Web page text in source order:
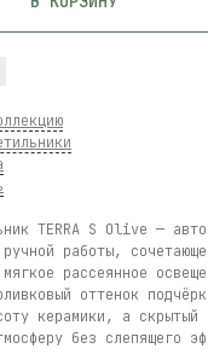
TERRA S Olive —
работы,
рассеянное
оттенок
керамики, а скрытый
без слепящего